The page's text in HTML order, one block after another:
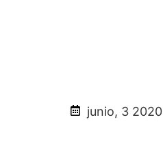
junio, 3 2020